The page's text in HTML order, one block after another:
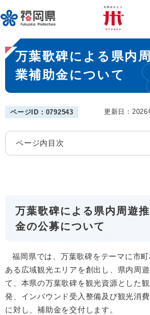
ー
ジ
先
頭
。
メニューを飛ばして本文
本
文
万葉歌碑による県内
業補助金について
ページID：0792543 更新日：2026
ページ内目次
万葉歌碑による県内周遊
金の公募について
福岡県では、万葉歌碑をテーマに市
ある広域観光エリアを創出し、県内周
て、本県の万葉歌碑を観光資源とした
発、インバウンド受入整備及び観光消
に対し、補助金を交付します。